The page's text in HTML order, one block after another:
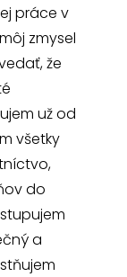
práce v
zmysel
že
už od
všetky
do
a